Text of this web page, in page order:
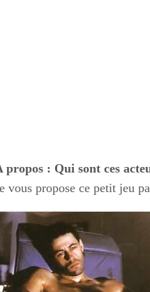
propos : Qui sont ces
vous propose ce petit jeu